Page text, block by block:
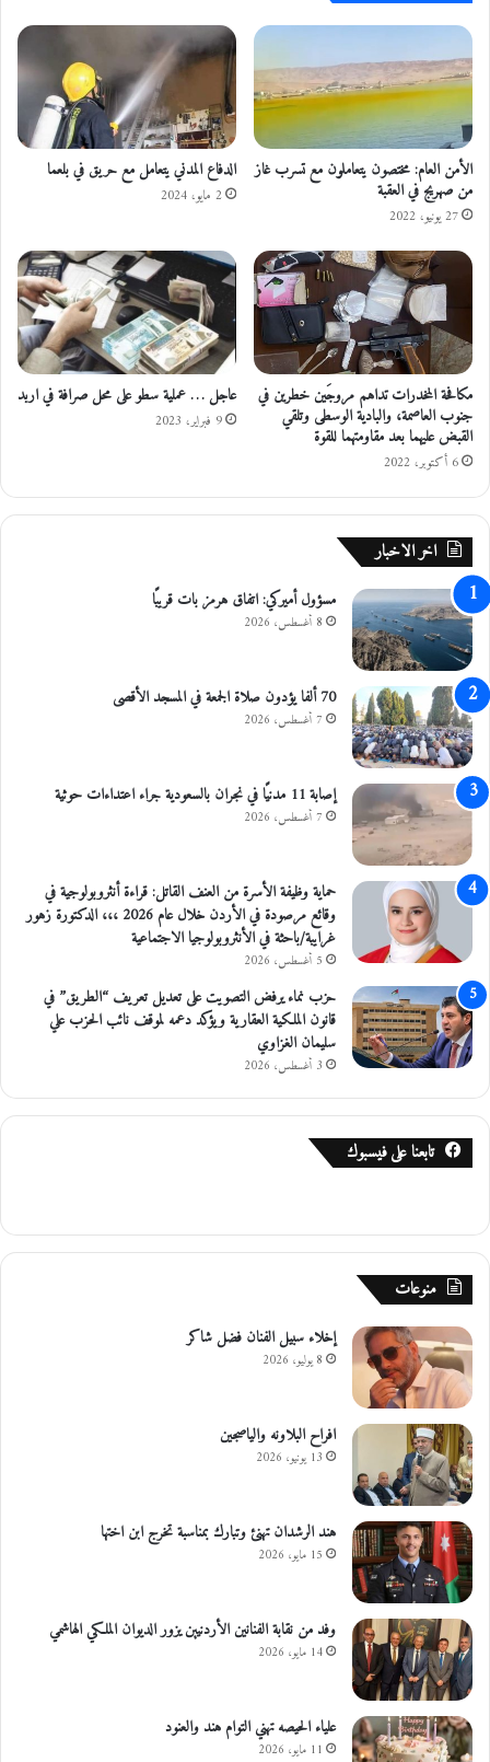
ت
ن
ا
ع
و
ر
ا
ل
م
ت
ل
ل
ا
ن
ا
م
ن
ب
ر
ت
ب
ة
ن
ق
ب
د
ا
ه
م
ة
ا
ن
ي
ب
ا
ل
ز
ر
ق
ا
ء
الأمن العام: مختصون يتعاملون مع تسرب غاز
من صهريج في العقبة
27 يونيو، 2022
الدفاع المدني يتعامل مع حريق في بلعما
2 مايو، 2024
مكافحة المخدرات تداهم مروجَين خطرين في
جنوب العاصمة، والبادية الوسطى وتلقي
القبض عليهما بعد مقاومتهما للقوة
6 أكتوبر، 2022
عاجل … عملية سطو على محل صرافة في اربد
9 فبراير، 2023
اخر الاخبار
مسؤول أميركي: اتفاق هرمز بات قريبًا
8 أغسطس، 2026
70 ألفا يؤدون صلاة الجمعة في المسجد الأقصى
7 أغسطس، 2026
إصابة 11 مدنيًا في نجران بالسعودية جراء اعتداءات حوثية
7 أغسطس، 2026
حماية وظيفة الأسرة من العنف القاتل: قراءة أنثروبولوجية في
وقائع مرصودة في الأردن خلال عام 2026 ،،، الدكتورة زهور
غرايبة/باحثة في الأنثروبولوجيا الاجتماعية
5 أغسطس، 2026
حزب نماء يرفض التصويت على تعديل تعريف “الطريق” في
قانون الملكية العقارية ويؤكد دعمه لموقف نائب الحزب علي
سليمان الغزاوي
3 أغسطس، 2026
تابعنا على فيسبوك
منوعات
إخلاء سبيل الفنان فضل شاكر
8 يوليو، 2026
افراح البلاونه والياصجين
13 يونيو، 2026
هند الرشدان تهنئ وتبارك بمناسبة تخرج ابن اختها
15 مايو، 2026
وفد من نقابة الفنانين الأردنيين يزور الديوان الملكي الهاشمي
14 مايو، 2026
علياء الحيصه تهني التوام هند والعنود
11 مايو، 2026